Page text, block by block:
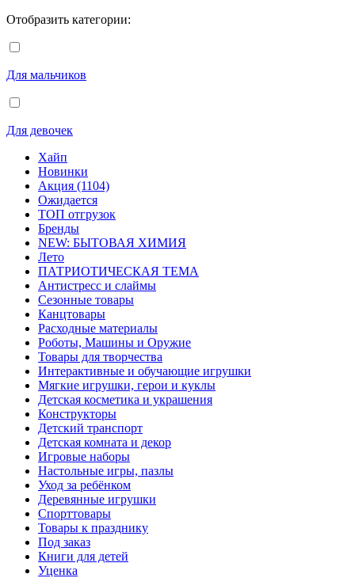
Отобразить категории:
Для мальчиков
Для девочек
Хайп
Новинки
Акция (1104)
Ожидается
ТОП отгрузок
Бренды
NEW: БЫТОВАЯ ХИМИЯ
Лето
ПАТРИОТИЧЕСКАЯ ТЕМА
Антистресс и слаймы
Сезонные товары
Канцтовары
Расходные материалы
Роботы, Машины и Оружие
Товары для творчества
Интерактивные и обучающие игрушки
Мягкие игрушки, герои и куклы
Детская косметика и украшения
Конструкторы
Детский транспорт
Детская комната и декор
Игровые наборы
Настольные игры, пазлы
Уход за ребёнком
Деревянные игрушки
Спорттовары
Товары к празднику
Под заказ
Книги для детей
Уценка